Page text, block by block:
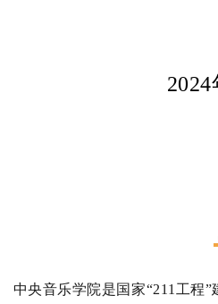
中央音乐学院是国家“211工程